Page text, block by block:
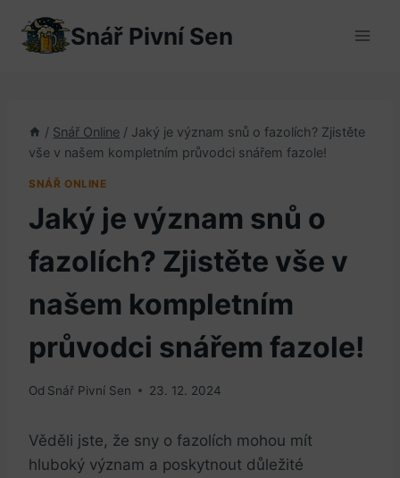
obsah
Snář Pivní Sen
/ Snář Online / Jaký je význam snů o fazolích? Zjistěte
vše v našem kompletním průvodci snářem fazole!
SNÁŘ ONLINE
Jaký je význam snů o
fazolích? Zjistěte vše v
našem kompletním
průvodci snářem fazole!
Od Snář Pivní Sen 23. 12. 2024
Věděli jste, že sny o fazolích mohou mít
hluboký význam a poskytnout důležité